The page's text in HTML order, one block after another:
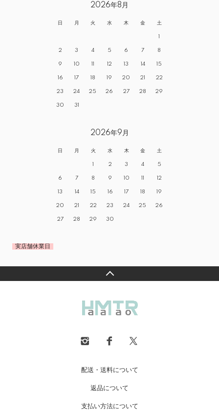
2026年8月
日 月 火 水 木 金 土
1
2 3 4 5 6 7 8
9 10 11 12 13 14 15
16 17 18 19 20 21 22
23 24 25 26 27 28 29
30 31
2026年9月
日 月 火 水 木 金 土
1 2 3 4 5
6 7 8 9 10 11 12
13 14 15 16 17 18 19
20 21 22 23 24 25 26
27 28 29 30
実店舗休業日
配送・送料について
返品について
支払い方法について